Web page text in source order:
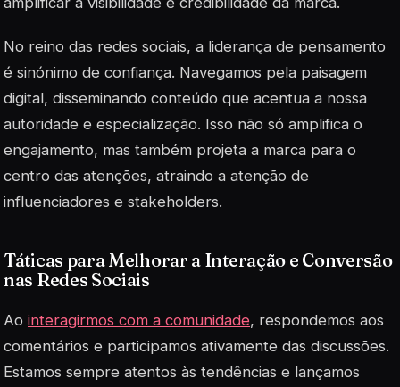
No reino das redes sociais, a liderança de pensamento
é sinónimo de confiança. Navegamos pela paisagem
digital, disseminando conteúdo que acentua a nossa
autoridade e especialização. Isso não só amplifica o
engajamento, mas também projeta a marca para o
centro das atenções, atraindo a atenção de
influenciadores e stakeholders.
Táticas para Melhorar a Interação e Conversão
nas Redes Sociais
Ao interagirmos com a comunidade, respondemos aos
comentários e participamos ativamente das discussões.
Estamos sempre atentos às tendências e lançamos